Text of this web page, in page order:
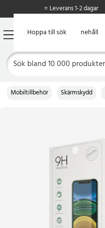
Hoppa till huvudinnehåll
Hoppa till sök
⭐ Leverans 1-2 dagar
Mobiltillbehör Skärmskydd